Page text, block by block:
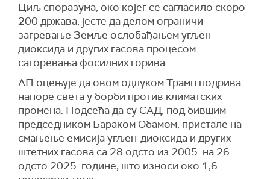
Циљ споразума, око којег се сагласило скоро
200 држава, јесте да делом ограничи
загревање Земље ослобађањем угљен-
диоксида и других гасова процесом
сагоревања фосилних горива.
АП оцењује да овом одлуком Трамп подрива
напоре света у борби против климатских
промена. Подсећа да су САД, под бившим
председником Бараком Обамом, пристале на
смањење емисија угљен-диоксида и других
штетних гасова са 28 одсто из 2005. на 26
одсто 2025. године, што износи око 1,6